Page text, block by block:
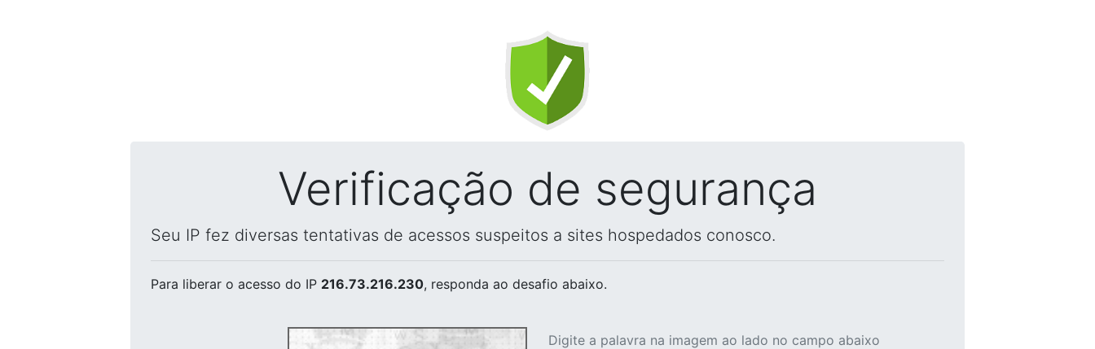
Verificação de segurança
Seu IP fez diversas tentativas de acessos suspeitos a sites hospedados conosco.
Para liberar o acesso do IP 216.73.216.230, responda ao desafio abaixo.
Digite a palavra na imagem ao lado no campo abaixo